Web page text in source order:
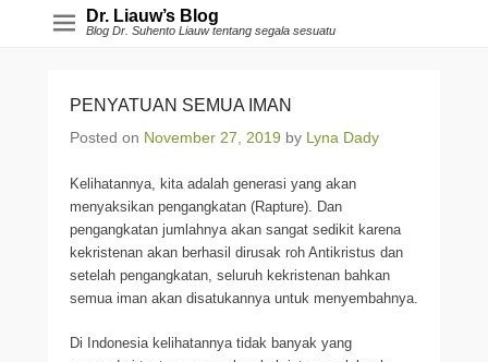
Dr. Liauw’s Blog
Blog Dr. Suhento Liauw tentang segala sesuatu
PENYATUAN SEMUA IMAN
Posted on November 27, 2019 by Lyna Dady
Kelihatannya, kita adalah generasi yang akan
menyaksikan pengangkatan (Rapture). Dan
pengangkatan jumlahnya akan sangat sedikit karena
kekristenan akan berhasil dirusak roh Antikristus dan
setelah pengangkatan, seluruh kekristenan bahkan
semua iman akan disatukannya untuk menyembahnya.
Di Indonesia kelihatannya tidak banyak yang